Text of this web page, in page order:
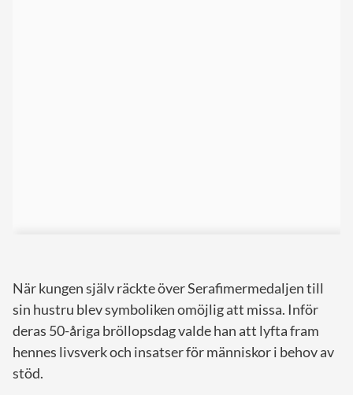
När kungen själv räckte över Serafimermedaljen till
sin hustru blev symboliken omöjlig att missa. Inför
deras 50-åriga bröllopsdag valde han att lyfta fram
hennes livsverk och insatser för människor i behov av
stöd.